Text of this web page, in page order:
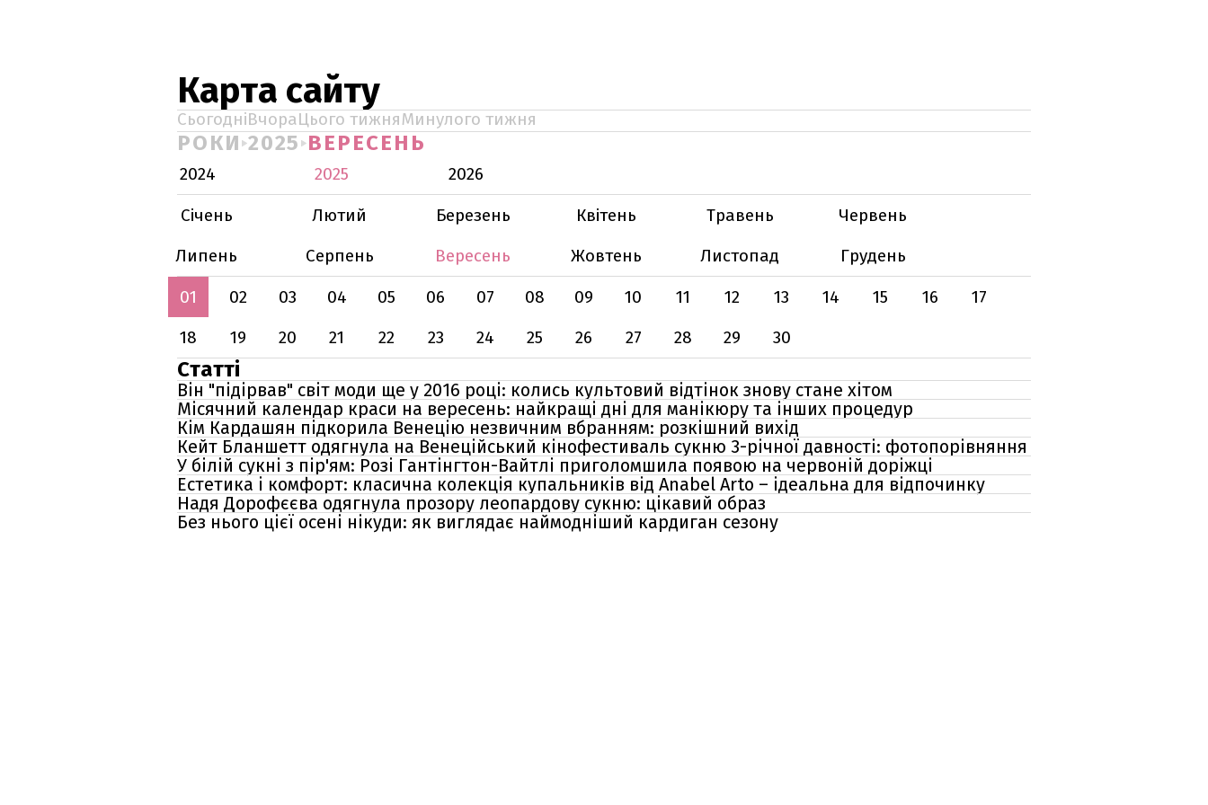
Карта сайту
СьогодніВчораЦього тижняМинулого тижня
РОКИ 2025 ВЕРЕСЕНЬ
2024 2025
2026
Січень
Лютий Березень Квітень Травень
Червень
Липень
Серпень Вересень Жовтень Листопад
Грудень
01
02 03 04 05 06 07 08 09 10 11 12 13 14 15 16
17
18
19 20 21 22 23 24 25 26 27 28 29 30
Статті
Він "підірвав" світ моди ще у 2016 році: колись культовий відтінок знову стане хітом
Місячний календар краси на вересень: найкращі дні для манікюру та інших процедур
Кім Кардашян підкорила Венецію незвичним вбранням: розкішний вихід
Кейт Бланшетт одягнула на Венеційський кінофестиваль сукню 3-річної давності: фотопорівняння
У білій сукні з пір'ям: Розі Гантінгтон-Вайтлі приголомшила появою на червоній доріжці
Естетика і комфорт: класична колекція купальників від Anabel Arto – ідеальна для відпочинку
Надя Дорофєєва одягнула прозору леопардову сукню: цікавий образ
Без нього цієї осені нікуди: як виглядає наймодніший кардиган сезону